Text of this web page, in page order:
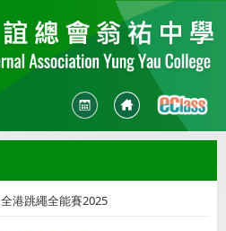
全港跳繩全能賽2025